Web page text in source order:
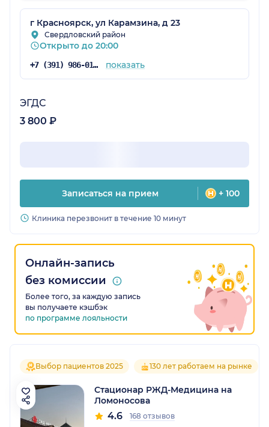
расположена в удобном месте,
администраторы приветливые, не раз шли на
встречу. Дата отзыва 30.05.2024: Врачи
профессионально подошли, дали время
успокоится, и сделали хорошее ЭКГ, быстро
г Красноярск, ул Карамзина, д 23
Свердловский район
Открыто до 20:00
+7 (391) 986-01-59 показать
ЭГДС
3 800 ₽
Записаться на прием + 100
Клиника перезвонит в течение 10 минут
Онлайн-запись
без комиссии
Более того, за каждую запись
вы получаете кэшбэк
по программе лояльности
Выбор пациентов 2025 130 лет работаем на рынке
Стационар РЖД-Медицина на
Ломоносова
4.6 168 отзывов